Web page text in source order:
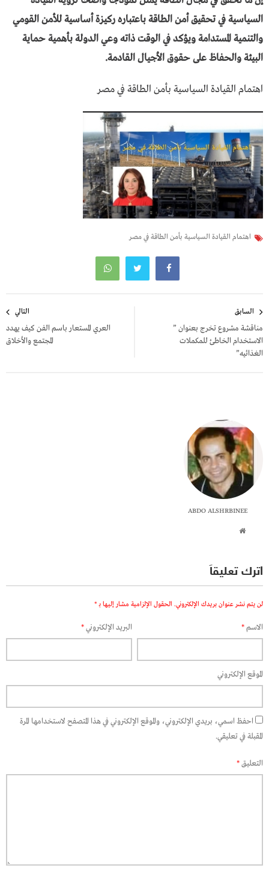
السياسية في تحقيق أمن الطاقة باعتباره ركيزة أساسية للأمن القومي
والتنمية المستدامة ويؤكد في الوقت ذاته وعي الدولة بأهمية حماية
البيئة والحفاظ على حقوق الأجيال القادمة.
اهتمام القيادة السياسية بأمن الطاقة في مصر
اهتمام القيادة السياسية بأمن الطاقة في مصر
المقالات
السابق
مناقشة مشروع تخرج بعنوان ”
الاستخدام الخاطئ للمكملات
الغذائيه”
التالي
العري المستعار باسم الفن كيف يهدد
المجتمع والأخلاق
ABDO ALSHRBINEE
اترك تعليقاً
لن يتم نشر عنوان بريدك الإلكتروني. الحقول الإلزامية مشار إليها بـ *
الاسم* البريد الإلكتروني*
الموقع الإلكتروني
احفظ اسمي، بريدي الإلكتروني، والموقع الإلكتروني في هذا المتصفح لاستخدامها المرة
المقبلة في تعليقي.
التعليق*